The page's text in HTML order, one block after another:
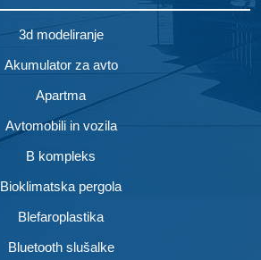
3d modeliranje
Akumulator za avto
Apartma
Avtomobili in vozila
B kompleks
Bioklimatska pergola
Blefaroplastika
Bluetooth slušalke